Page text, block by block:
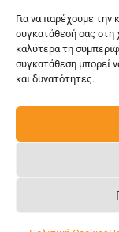
Για να παρέχουμε την
συγκατάθεσή σας στη
καλύτερα τη
συγκατάθεση μπορεί
και δυνατότητες.
© Copyright: Ethos